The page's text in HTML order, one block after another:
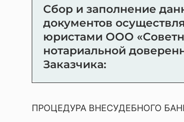
Сбор и заполнение
документов
юристами ООО
нотариальной
Заказчика:
ПРОЦЕДУРА ВНЕСУДЕБНОГО